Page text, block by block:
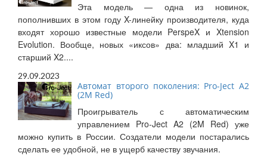
Эта модель — одна из новинок,
пополнивших в этом году X-линейку производителя, куда
входят хорошо известные модели PerspeX и Xtension
Evolution. Вообще, новых «иксов» два: младший X1 и
старший X2....
29.09.2023
Автомат второго поколения: Pro-Ject A2
(2M Red)
Проигрыватель с автоматическим
управлением Pro-Ject A2 (2M Red) уже
можно купить в России. Создатели модели постарались
сделать ее удобной, не в ущерб качеству звучания.